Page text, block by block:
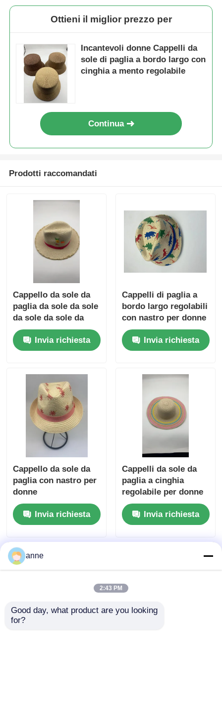
Ottieni il miglior prezzo per
Incantevoli donne Cappelli da
sole di paglia a bordo largo con
cinghia a mento regolabile
Continua
Prodotti raccomandati
Cappello da sole da
paglia da sole da sole
da sole da sole da
sole da sole da sole
da sole da sole da
sole da sole da sole
sole da sole da sole
da sole da sole da
sole da sole da sole
da sole
Invia richiesta
Cappelli di paglia a
bordo largo regolabili
con nastro per donne
Invia richiesta
Cappello da sole da
paglia con nastro per
donne
Invia richiesta
Cappelli da sole da
paglia a cinghia
regolabile per donne
con nastro
Invia richiesta
anne
2:43 PM
Good day, what product are you looking
for?